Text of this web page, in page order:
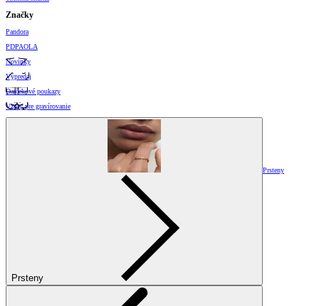
Značky
Pandora
PDPAOLA
Novinky
Výpredaj
Darčekové poukazy
Vzory pre gravírovanie
Prsteny
Prsteny